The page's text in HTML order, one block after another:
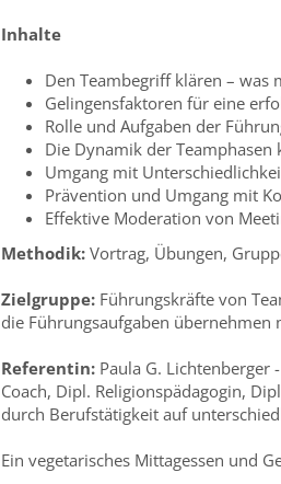
Inhalte
Den Teambegriff klären – was
Gelingensfaktoren für eine
Rolle und Aufgaben der
Die Dynamik der Teamphasen
Umgang mit
Prävention und Umgang mit
Effektive Moderation von
Methodik: Vortrag, Übungen,
Zielgruppe: Führungskräfte von
die Führungsaufgaben übernehmen
Referentin: Paula G. Lichtenberger
Coach, Dipl. Religionspädagogin,
durch Berufstätigkeit auf
Ein vegetarisches Mittagessen und